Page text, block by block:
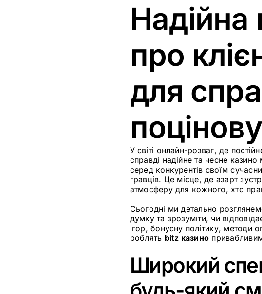
Надійна
про
для
У світі онлайн-розваг, де
справді надійне та чесне
серед конкурентів своїм
гравців. Це місце, де азарт
атмосферу для кожного, хто
Сьогодні ми детально
думку та зрозуміти, чи
ігор, бонусну політику, методи
роблять bitz казино
Широкий